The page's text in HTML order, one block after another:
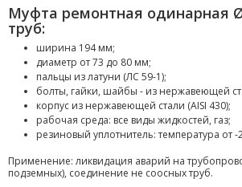
Муфта ремонтная одинарная
труб:
ширина 194 мм;
диаметр от 73 до 80 мм;
пальцы из латуни (ЛС 59-1);
болты, гайки, шайбы - из нержавеющей
корпус из нержавеющей стали (AISI 430);
рабочая среда: все виды жидкостей, газ;
резиновый уплотнитель: температура от -
Применение: ликвидация аварий на
подземных), соединение не соосных труб.